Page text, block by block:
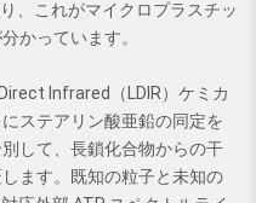
、これがマイクロプラスチッ
かっています。
Infrared（LDIR）ケミカ
ステアリン酸亜鉛の同定を
して、長鎖化合物からの干
ます。既知の粒子と未知の